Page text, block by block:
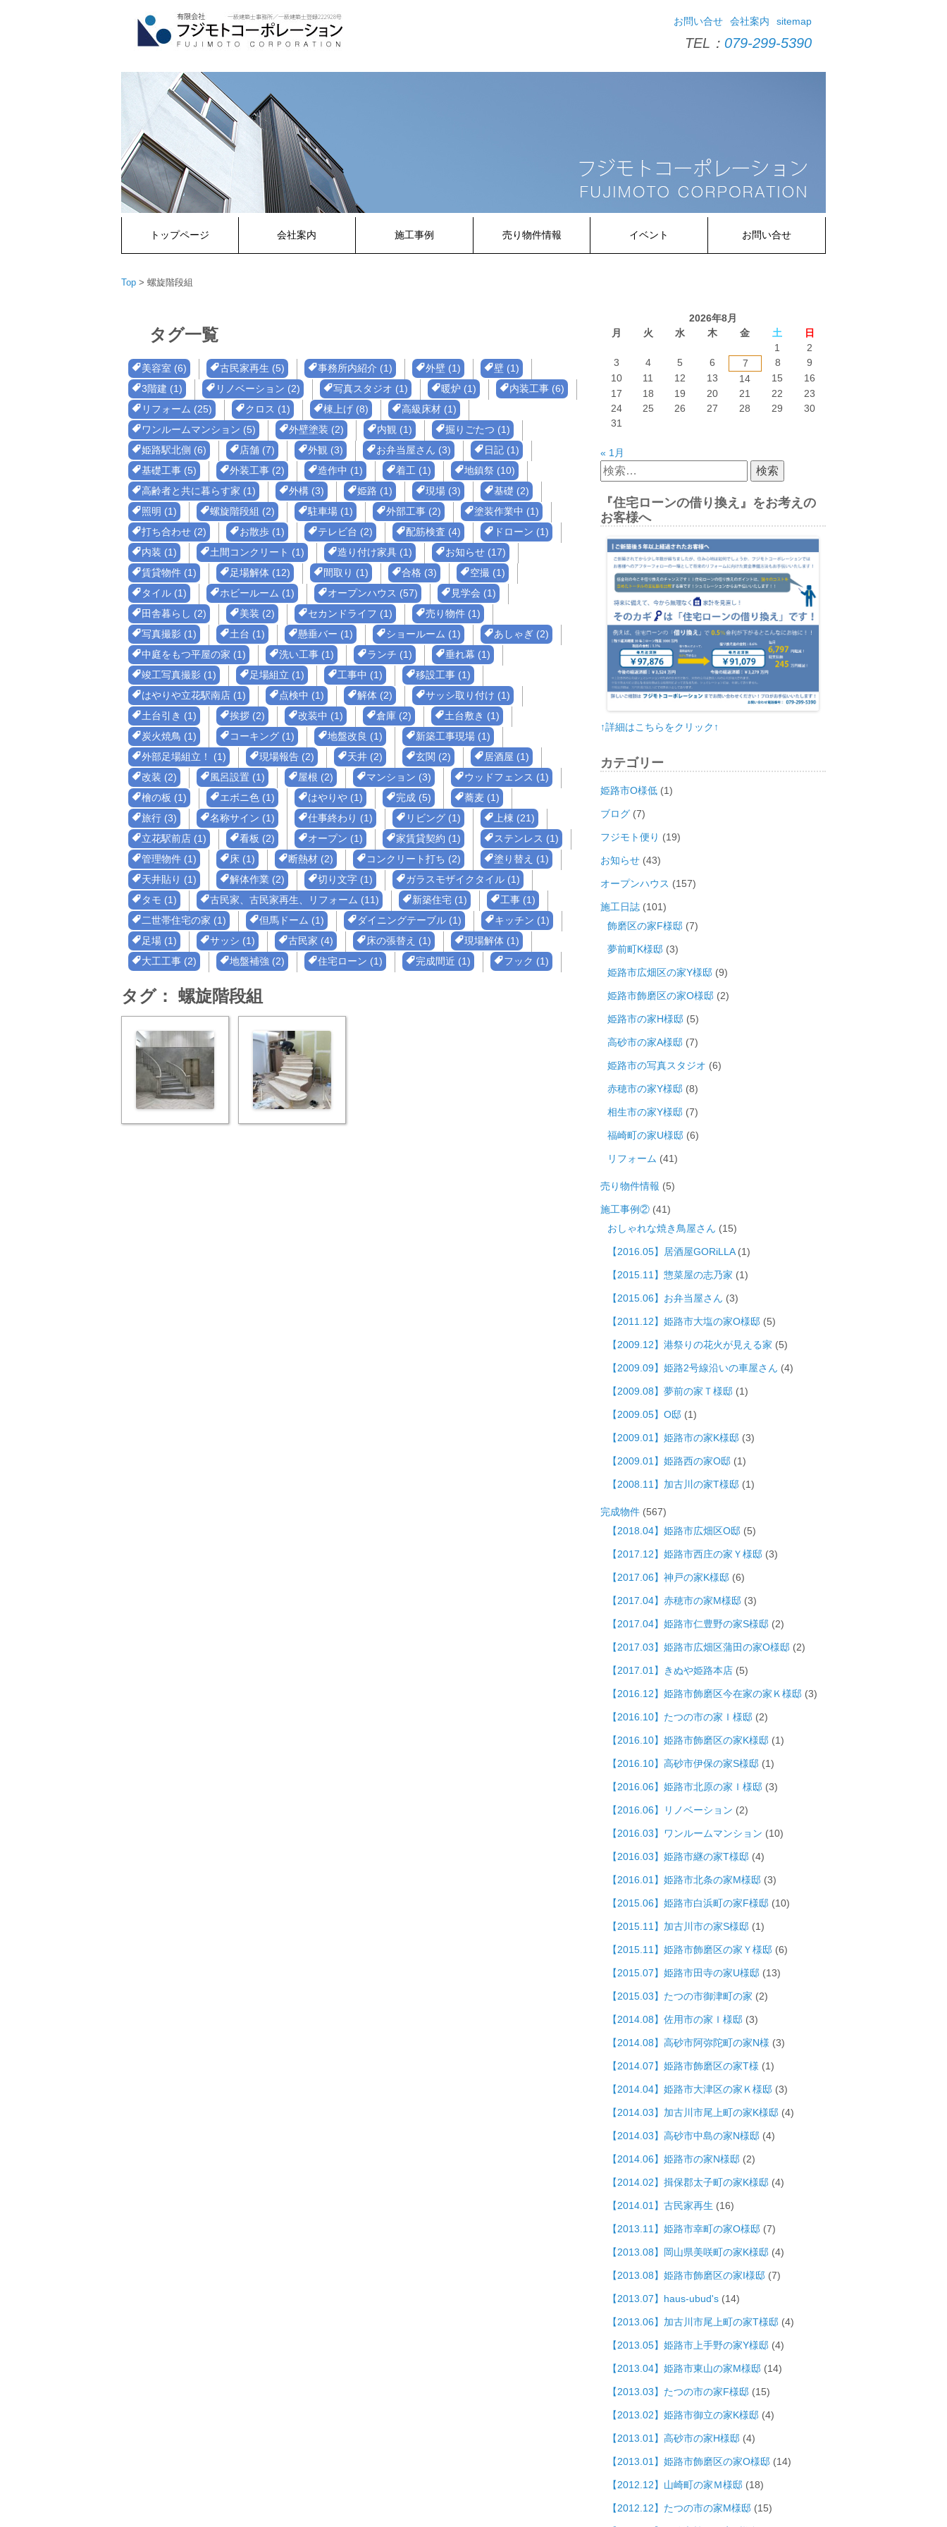
sitemap
会社案内
お問い合せ
TEL： 079-299-5390
トップページ 会社案内 施工事例 売り物件情報 イベント お問い合せ
Top > 螺旋階段組
タグ一覧
美容室 (6) 古民家再生 (5) 事務所内紹介 (1) 外壁 (1)
壁 (1)
3階建 (1)
リノベーション (2) 写真スタジオ (1) 暖炉 (1)
内装工事 (6)
リフォーム (25)
クロス (1) 棟上げ (8)
高級床材 (1)
ワンルームマンション (5)
外壁塗装 (2) 内観 (1)
掘りごたつ (1)
姫路駅北側 (6)
店舗 (7) 外観 (3) お弁当屋さん (3)
日記 (1)
基礎工事 (5)
外装工事 (2) 造作中 (1) 着工 (1)
地鎮祭 (10)
高齢者と共に暮らす家 (1)
外構 (3) 姫路 (1) 現場 (3)
基礎 (2)
照明 (1)
螺旋階段組 (2) 駐車場 (1) 外部工事 (2)
塗装作業中 (1)
打ち合わせ (2)
お散歩 (1) テレビ台 (2) 配筋検査 (4)
ドローン (1)
内装 (1)
土間コンクリート (1) 造り付け家具 (1)
お知らせ (17)
賃貸物件 (1)
足場解体 (12) 間取り (1) 合格 (3)
空撮 (1)
タイル (1)
ホビールーム (1) オープンハウス (57)
見学会 (1)
田舎暮らし (2)
美装 (2) セカンドライフ (1)
売り物件 (1)
写真撮影 (1)
土台 (1) 懸垂バー (1) ショールーム (1)
あしゃぎ (2)
中庭をもつ平屋の家 (1)
洗い工事 (1) ランチ (1)
垂れ幕 (1)
竣工写真撮影 (1)
足場組立 (1) 工事中 (1)
移設工事 (1)
はやりや立花駅南店 (1)
点検中 (1) 解体 (2)
サッシ取り付け (1)
土台引き (1)
挨拶 (2) 改装中 (1) 倉庫 (2)
土台敷き (1)
炭火焼鳥 (1)
コーキング (1) 地盤改良 (1)
新築工事現場 (1)
外部足場組立！ (1)
現場報告 (2) 天井 (2) 玄関 (2)
居酒屋 (1)
改装 (2)
風呂設置 (1) 屋根 (2) マンション (3)
ウッドフェンス (1)
檜の板 (1)
エボニ色 (1) はやりや (1) 完成 (5)
蕎麦 (1)
旅行 (3)
名称サイン (1) 仕事終わり (1) リビング (1)
上棟 (21)
立花駅前店 (1)
看板 (2) オープン (1) 家賃貸契約 (1)
ステンレス (1)
管理物件 (1)
床 (1) 断熱材 (2) コンクリート打ち (2)
塗り替え (1)
天井貼り (1)
解体作業 (2) 切り文字 (1)
ガラスモザイクタイル (1)
タモ (1)
古民家、古民家再生、リフォーム (11) 新築住宅 (1)
工事 (1)
二世帯住宅の家 (1)
但馬ドーム (1) ダイニングテーブル (1)
キッチン (1)
足場 (1)
サッシ (1) 古民家 (4) 床の張替え (1)
現場解体 (1)
大工工事 (2)
地盤補強 (2) 住宅ローン (1) 完成間近 (1) フック (1)
タグ： 螺旋階段組
2026年8月
月
火 水 木 金 土
日
1
2
3
4 5 6 7 8
9
10
11 12 13 14 15
16
17
18 19 20 21 22
23
24
25 26 27 28 29
30
31
« 1月
検
索:
『住宅ローンの借り換え』をお考えの
お客様へ
↑詳細はこちらをクリック↑
カテゴリー
姫路市O様低 (1)
ブログ (7)
フジモト便り (19)
お知らせ (43)
オープンハウス (157)
施工日誌 (101)
飾磨区の家F様邸 (7)
夢前町K様邸 (3)
姫路市広畑区の家Y様邸 (9)
姫路市飾磨区の家O様邸 (2)
姫路市の家H様邸 (5)
高砂市の家A様邸 (7)
姫路市の写真スタジオ (6)
赤穂市の家Y様邸 (8)
相生市の家Y様邸 (7)
福崎町の家U様邸 (6)
リフォーム (41)
売り物件情報 (5)
施工事例② (41)
おしゃれな焼き鳥屋さん (15)
【2016.05】居酒屋GORiLLA(1)
【2015.11】惣菜屋の志乃家 (1)
【2015.06】お弁当屋さん (3)
【2011.12】姫路市大塩の家O様邸 (5)
【2009.12】港祭りの花火が見える家 (5)
【2009.09】姫路2号線沿いの車屋さん (4)
【2009.08】夢前の家Ｔ様邸 (1)
【2009.05】O邸 (1)
【2009.01】姫路市の家K様邸 (3)
【2009.01】姫路西の家O邸 (1)
【2008.11】加古川の家T様邸 (1)
完成物件 (567)
【2018.04】姫路市広畑区O邸 (5)
【2017.12】姫路市西庄の家Ｙ様邸 (3)
【2017.06】神戸の家K様邸 (6)
【2017.04】赤穂市の家M様邸 (3)
【2017.04】姫路市仁豊野の家S様邸 (2)
【2017.03】姫路市広畑区蒲田の家O様邸 (2)
【2017.01】きぬや姫路本店 (5)
【2016.12】姫路市飾磨区今在家の家Ｋ様邸 (3)
【2016.10】たつの市の家Ｉ様邸 (2)
【2016.10】姫路市飾磨区の家K様邸 (1)
【2016.10】高砂市伊保の家S様邸 (1)
【2016.06】姫路市北原の家Ｉ様邸 (3)
【2016.06】リノベーション (2)
【2016.03】ワンルームマンション (10)
【2016.03】姫路市継の家T様邸 (4)
【2016.01】姫路市北条の家M様邸 (3)
【2015.06】姫路市白浜町の家F様邸 (10)
【2015.11】加古川市の家S様邸 (1)
【2015.11】姫路市飾磨区の家Ｙ様邸 (6)
【2015.07】姫路市田寺の家U様邸 (13)
【2015.03】たつの市御津町の家 (2)
【2014.08】佐用市の家Ｉ様邸 (3)
【2014.08】高砂市阿弥陀町の家N様 (3)
【2014.07】姫路市飾磨区の家T様 (1)
【2014.04】姫路市大津区の家Ｋ様邸 (3)
【2014.03】加古川市尾上町の家K様邸 (4)
【2014.03】高砂市中島の家N様邸 (4)
【2014.06】姫路市の家N様邸 (2)
【2014.02】揖保郡太子町の家K様邸 (4)
【2014.01】古民家再生 (16)
【2013.11】姫路市幸町の家O様邸 (7)
【2013.08】岡山県美咲町の家K様邸 (4)
【2013.08】姫路市飾磨区の家I様邸 (7)
【2013.07】haus-ubud's (14)
【2013.06】加古川市尾上町の家T様邸 (4)
【2013.05】姫路市上手野の家Y様邸 (4)
【2013.04】姫路市東山の家M様邸 (14)
【2013.03】たつの市の家F様邸 (15)
【2013.02】姫路市御立の家K様邸 (4)
【2013.01】高砂市の家H様邸 (4)
【2013.01】姫路市飾磨区の家O様邸 (14)
【2012.12】山崎町の家Ｍ様邸 (18)
【2012.12】たつの市の家M様邸 (15)